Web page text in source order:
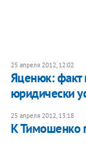
25 апреля 2012, 12:02
Яценюк: факт
юридически
25 апреля 2012, 13:18
К Тимошенко